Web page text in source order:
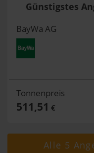
Günstigstes
BayWa AG
Tonnenpreis
511,51 €
Alle 5